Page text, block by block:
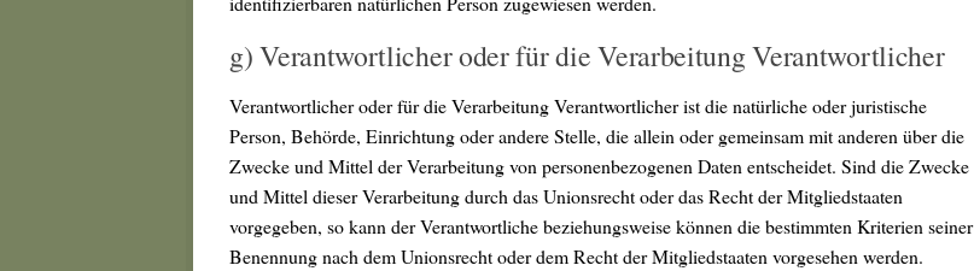
g) Verantwortlicher oder für die Verarbeitung Verantwortlicher
Verantwortlicher oder für die Verarbeitung Verantwortlicher ist die natürliche oder juristische
Person, Behörde, Einrichtung oder andere Stelle, die allein oder gemeinsam mit anderen über die
Zwecke und Mittel der Verarbeitung von personenbezogenen Daten entscheidet. Sind die Zwecke
und Mittel dieser Verarbeitung durch das Unionsrecht oder das Recht der Mitgliedstaaten
vorgegeben, so kann der Verantwortliche beziehungsweise können die bestimmten Kriterien seiner
Benennung nach dem Unionsrecht oder dem Recht der Mitgliedstaaten vorgesehen werden.